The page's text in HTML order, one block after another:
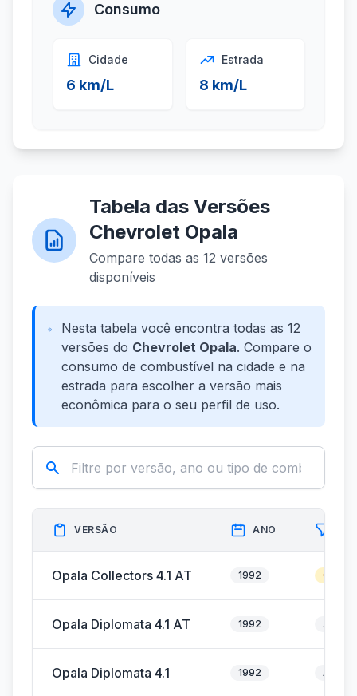
Consumo
Cidade
6 km/L
Estrada
8 km/L
Tabela das Versões
Chevrolet Opala
Compare todas as 12 versões
disponíveis
Nesta tabela você encontra todas as 12
versões do Chevrolet Opala. Compare o
consumo de combustível na cidade e na
estrada para escolher a versão mais
econômica para o seu perfil de uso.
VERSÃO ANO
Opala Collectors 4.1 AT 1992
Opala Diplomata 4.1 AT 1992 Álcool
Opala Diplomata 4.1 1992 Álcool